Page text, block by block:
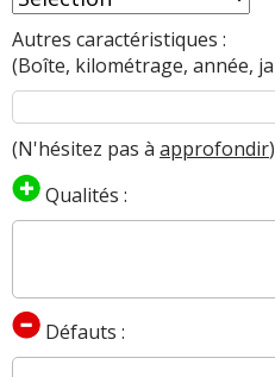
Autres caractéristiques :
(Boîte, kilométrage, année,
(N'hésitez pas à approfondir)
Qualités :
Défauts :